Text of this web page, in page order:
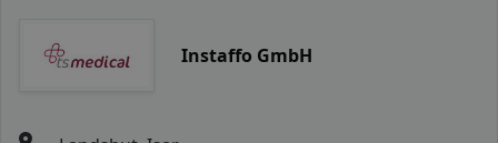
Instaffo GmbH